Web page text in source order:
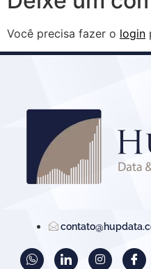
Você precisa fazer o login